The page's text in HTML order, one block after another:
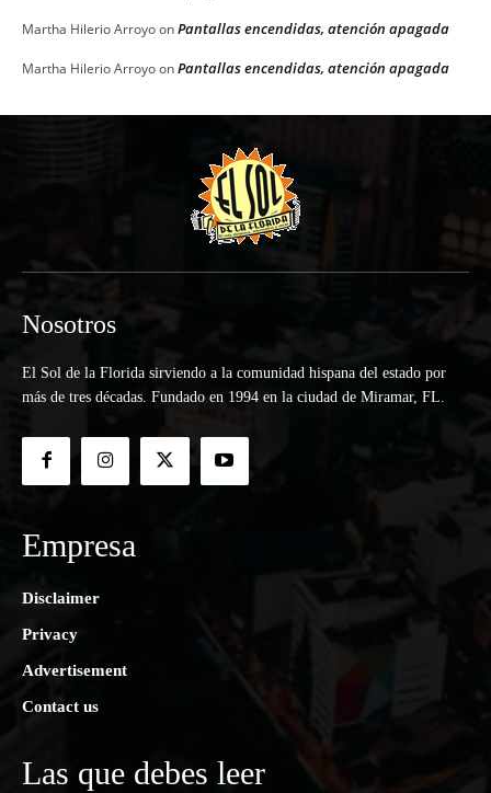
Martha Hilerio ArroyoonPantallas encendidas, atención apagada
Martha Hilerio ArroyoonPantallas encendidas, atención apagada
Nosotros
El Sol de la Florida sirviendo a la comunidad hispana del estado por
más de tres décadas. Fundado en 1994 en la ciudad de Miramar, FL.
Empresa
Disclaimer
Privacy
Advertisement
Contact us
Las que debes leer